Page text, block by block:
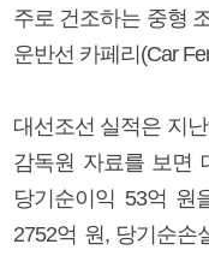
주로 건조하는 중형
운반선 카페리(Car
대선조선 실적은 지
감독원 자료를 보면
당기순이익 53억 원
2752억 원, 당기순손